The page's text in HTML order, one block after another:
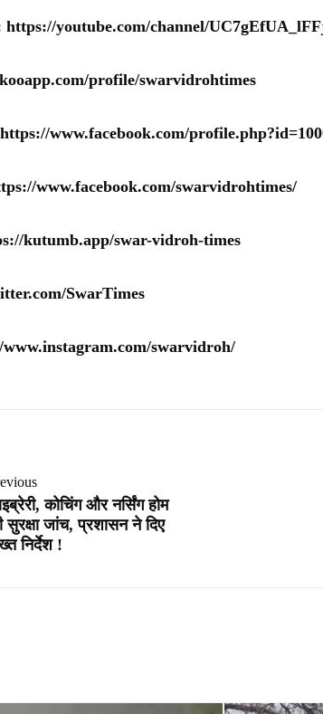
https://youtube.com/channel/
profile/swarvidrohtimes
https://www.facebook.com/
www.facebook.com/swarvidrohtimes/
kutumb.app/swar-vidroh-times
SwarTimes
swarvidroh/
कोचिंग और नर्सिंग होम
सुरक्षा जांच, प्रशासन ने दिए
निर्देश !